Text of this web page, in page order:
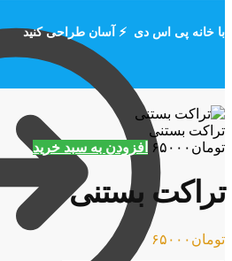
با خانه پی اس دی ⚡ آسان طراحی کنید
تراکت بستنی
تومان ۶۵۰۰۰ افزودن به سبد خرید
تراکت بستنی
تومان ۶۵۰۰۰